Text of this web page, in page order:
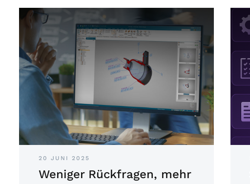
20 JUNI 2025
Weniger Rückfragen, mehr